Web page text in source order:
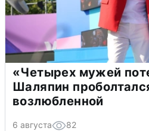
«Четырех мужей
Шаляпин
возлюбленной
6 августа 82